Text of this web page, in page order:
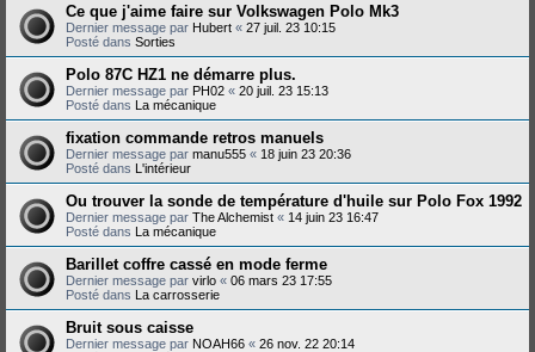
Ce que j'aime faire sur Volkswagen Polo Mk3
Dernier message par Hubert « 27 juil. 23 10:15
Posté dans Sorties
Polo 87C HZ1 ne démarre plus.
Dernier message par PH02 « 20 juil. 23 15:13
Posté dans La mécanique
fixation commande retros manuels
Dernier message par manu555 « 18 juin 23 20:36
Posté dans L'intérieur
Ou trouver la sonde de température d'huile sur Polo Fox 1992
Dernier message par The Alchemist « 14 juin 23 16:47
Posté dans La mécanique
Barillet coffre cassé en mode ferme
Dernier message par virlo « 06 mars 23 17:55
Posté dans La carrosserie
Bruit sous caisse
Dernier message par NOAH66 « 26 nov. 22 20:14